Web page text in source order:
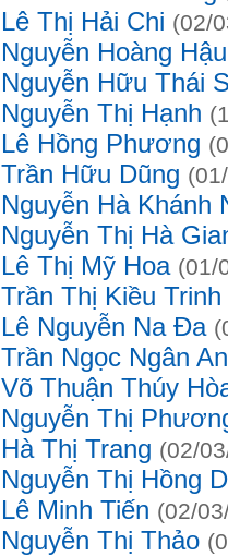
Lê Thị Hải Chi (02/
Nguyễn Hoàng Hậu
Nguyễn Hữu Thái
Nguyễn Thị Hạnh
Lê Hồng Phương
Trần Hữu Dũng
Nguyễn Hà Khánh
Nguyễn Thị Hà
Lê Thị Mỹ Hoa (01/
Trần Thị Kiều Trinh
Lê Nguyễn Na Đa
Trần Ngọc Ngân
Võ Thuận Thúy
Nguyễn Thị
Hà Thị Trang (02/
Nguyễn Thị Hồng
Lê Minh Tiến (02/
Nguyễn Thị Thảo